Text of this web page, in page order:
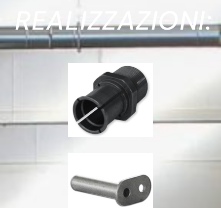
REALIZZAZIONI: